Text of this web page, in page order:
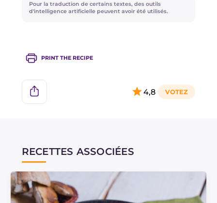
Pour la traduction de certains textes, des outils
d'intelligence artificielle peuvent avoir été utilisés.
PRINT THE RECIPE
4,8
RECETTES ASSOCIÉES